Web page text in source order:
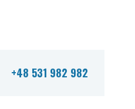
+48 531 982 982